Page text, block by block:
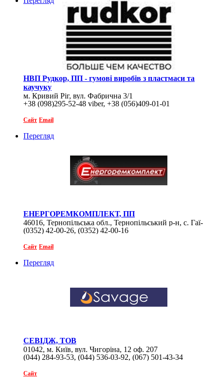
НВП Рудкор, ПП - гумові виробів з пластмаси та
каучуку
м. Кривий Ріг, вул. Фабрична 3/1
+38 (098)295-52-48 viber, +38 (056)409-01-01
Сайт Email
Перегляд
ЕНЕРГОРЕМКОМПЛЕКТ, ПП
46016, Тернопільська обл., Тернопільський р-н, с. Гаї-
Шевченківські, вул. Івана Мазепи, 20
(0352) 42-00-26, (0352) 42-00-16
Сайт Email
Перегляд
СЕВІДЖ, ТОВ
01042, м. Київ, вул. Чигоріна, 12 оф. 207
(044) 284-93-53, (044) 536-03-92, (067) 501-43-34
Сайт